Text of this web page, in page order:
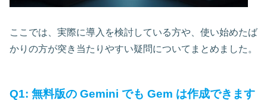
ここでは、実際に導入を検討している方や、使い始めたば
かりの方が突き当たりやすい疑問についてまとめました。
Q1: 無料版の Gemini でも Gem は作成できます